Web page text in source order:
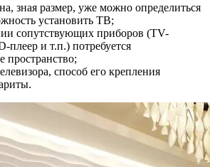
зная размер, уже можно определиться
установить ТВ;
сопутствующих приборов (TV-
плеер и т.п.) потребуется
пространство;
способ его крепления